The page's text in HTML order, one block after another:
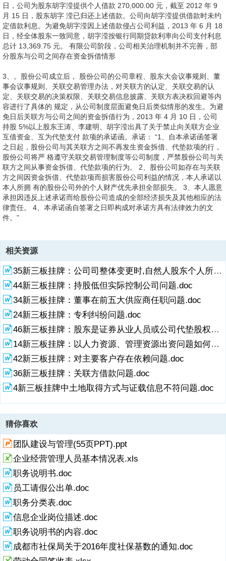
日，公司为股东胡字滢提供个人借款 270,000.00 元，截至 2012 年 9
月 15 日，股东胡字 滢已归还上述借款。公司向胡字滢提供借款时未约
定借款利息。为避免胡字滢因上述借款侵占公司利益，2013 年 6 月 18
日，经全体股东一致同意，胡字滢按银行同期贷款利率向公司支付利息
总计 13,369.75 元。 有限公司阶段，公司相关治理机制并不完善，部
分股东与公司之间存在资金拆借情形
3、。股份公司成立后， 股份公司的公司章程、股东大会议事规则、董
事会议事规则、关联交易管理办法，对关联方的认定、关联交易的认
定、关联交易的决策权限、关联交易信息披露、关联方表决权回避等内
容进行了具体的 规定，从公司制度层面避免日后类似情形的发生。为避
免日后关联方与公司之间的资金拆借行为，2013 年 4 月 10 日，公司
持股 5%以上股东王涛、李建明、胡字滢出具了关于禁止向关联方企业
互借资金、互为代垫支付 款项的承诺函。承诺： “1、自本承诺函签署
之日起，股份公司与其关联方之间不再发生资金拆借、代垫款项的行，
股份公司将严 格遵守关联交易管理制度等公司制度，严禁股份公司与关
联方之间从事资金拆借、代垫款项的行为。 2、股份公司如存在与关联
方之间因资金拆借、代垫款项而损害股份公司利益的情况，本人承诺以
本人所拥 有的股份公司外的个人财产优先承担全部损失。 3、本人愿意
承担因违反上述承诺而给股份公司造成的全部经济损失及其他相应的法
律责任。 4、本承诺函自签署之日即构成对承诺方具有法律效力的文
件。”
相关资源
35新三板挂牌：公司司整体变更时,自然人股东个人所得税缴纳问题.doc
44新三板挂牌：持股低但实际控制公司问题.doc
34新三板挂牌：董事在前五大供应商任职问题.doc
24新三板挂牌：专利纠纷问题.doc
46新三板挂牌：股东是证券从业人员或公司代垫股权转让款问题.doc
14新三板挂牌：以人力资源、管理资源出资问题如何解决.doc
42新三板挂牌：对主要客户存在依赖问题.doc
36新三板挂牌：关联方借款问题.doc
4新三板挂牌中土地取得方式与证载信息不符问题.doc
猜你喜欢
团队建设与管理(55页PPT).ppt
企业经营管理人员基本情况表.xls
职务说明书.doc
员工请假公出单.doc
职务分类表.doc
信息企业岗位描述.doc
职务说明书的内容.doc
成都市社保局关于2016年度社保基数的通知.doc